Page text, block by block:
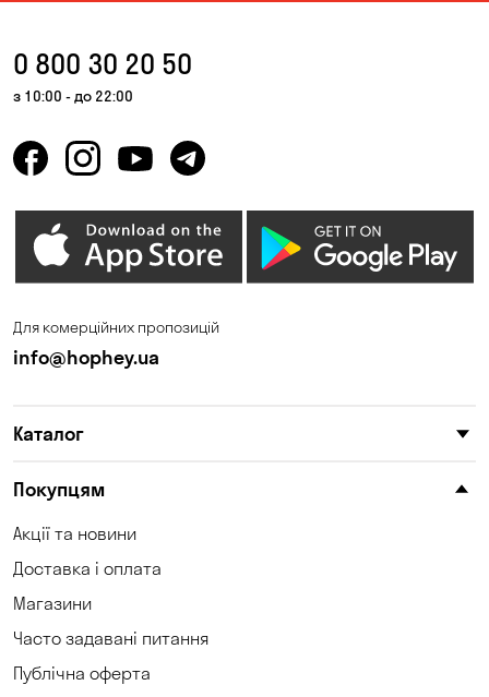
0 800 30 20 50
з 10:00 - до 22:00
Для комерційних пропозицій
info@hophey.ua
Каталог
Покупцям
Акції та новини
Доставка і оплата
Магазини
Часто задавані питання
Публічна оферта